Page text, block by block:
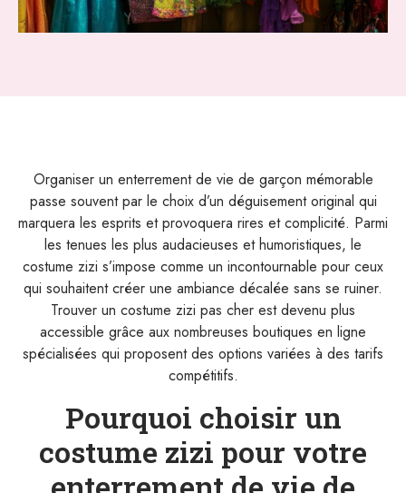
Organiser un enterrement de vie de garçon mémorable
passe souvent par le choix d’un déguisement original qui
marquera les esprits et provoquera rires et complicité. Parmi
les tenues les plus audacieuses et humoristiques, le
costume zizi s’impose comme un incontournable pour ceux
qui souhaitent créer une ambiance décalée sans se ruiner.
Trouver un costume zizi pas cher est devenu plus
accessible grâce aux nombreuses boutiques en ligne
spécialisées qui proposent des options variées à des tarifs
compétitifs.
Pourquoi choisir un
costume zizi pour votre